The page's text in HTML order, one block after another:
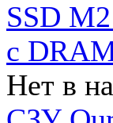
SSD
c
Нет в